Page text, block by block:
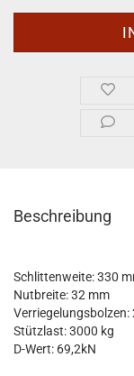
Beschreibung
Schlittenweite: 330
Nutbreite: 32 mm
Verriegelungsbolzen:
Stützlast: 3000 kg
D-Wert: 69,2kN